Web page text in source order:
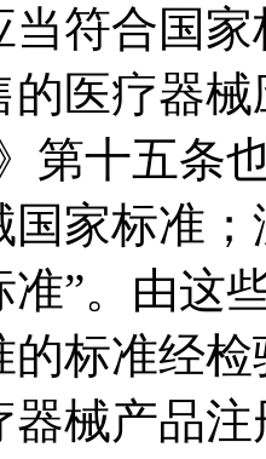
当符合国
的医疗器
第十五条
国家标准
准”。由这
的标准经
器械产品